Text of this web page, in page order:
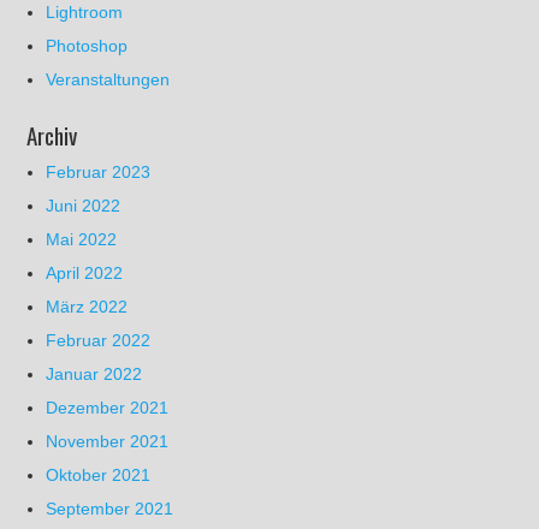
Lightroom
Photoshop
Veranstaltungen
Archiv
Februar 2023
Juni 2022
Mai 2022
April 2022
März 2022
Februar 2022
Januar 2022
Dezember 2021
November 2021
Oktober 2021
September 2021